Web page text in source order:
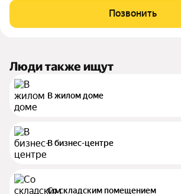
расположен в районе с интенсивным
плотность жильцов дома. Помещение
Позвонить
Люди также ищут
В жилом доме
В бизнес-центре
Со складским помещением